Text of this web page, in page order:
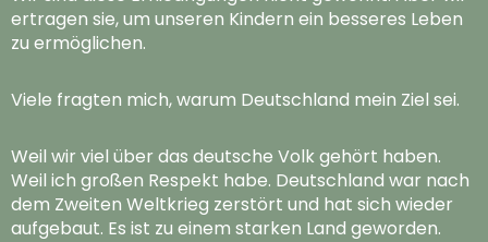
ertragen sie, um unseren Kindern ein besseres Leben
zu ermöglichen.
Viele fragten mich, warum Deutschland mein Ziel sei.
Weil wir viel über das deutsche Volk gehört haben.
Weil ich großen Respekt habe. Deutschland war nach
dem Zweiten Weltkrieg zerstört und hat sich wieder
aufgebaut. Es ist zu einem starken Land geworden.